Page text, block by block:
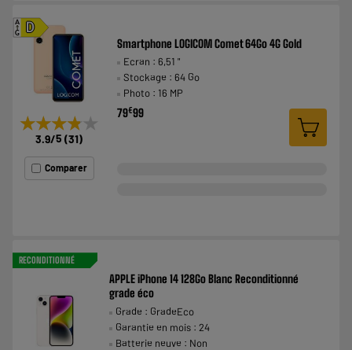
D
A
G
★★★★★
★★★★★
3.9/5 (31)
Comparer
Smartphone LOGICOM Comet 64Go 4G Gold
Ecran : 6,51 "
Stockage : 64 Go
Photo : 16 MP
79€99
RECONDITIONNÉ
APPLE iPhone 14 128Go Blanc Reconditionné
grade éco
Grade : GradeEco
Garantie en mois : 24
Batterie neuve : Non